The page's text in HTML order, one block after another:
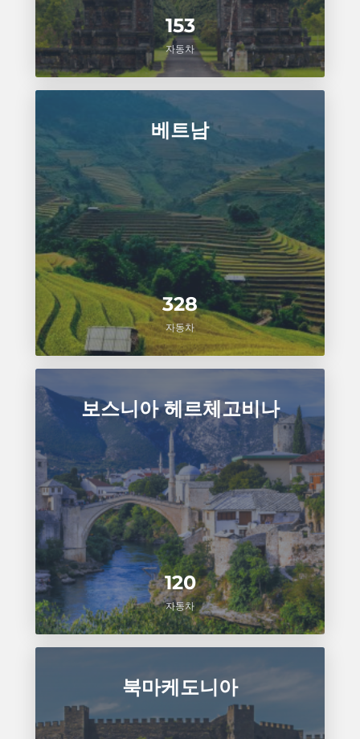
153
자동차
328
자동차
베트남
120
자동차
보스니아 헤르체고비나
북마케도니아